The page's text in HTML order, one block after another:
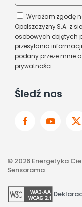
Wyrażam zgodę
Opolszczyzny S.A. z
osobowych objętych
przesyłania
podany przeze mnie
prywatności
Śledź nas
© 2026 Energetyka
Sensorama